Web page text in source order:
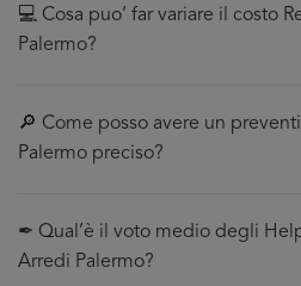
💻 Cosa puo’ far variare il costo
Palermo?
🔎 Come posso avere un
Palermo preciso?
✒ Qual’è il voto medio degli
Arredi Palermo?